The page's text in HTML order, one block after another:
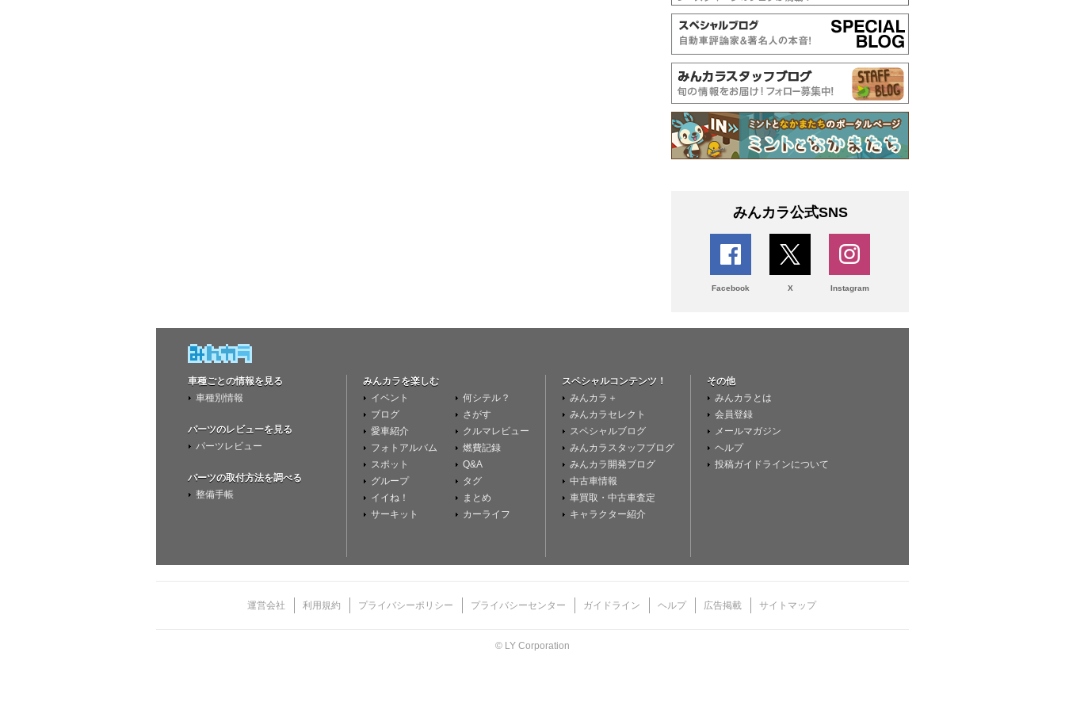
みんカラ公式SNS
Facebook X Instagram
車種ごとの情報を見る
車種別情報
パーツのレビューを見る
パーツレビュー
パーツの取付方法を調べる
整備手帳
みんカラを楽しむ
イベント
ブログ
愛車紹介
フォトアルバム
スポット
グループ
イイね！
サーキット
何シテル？
さがす
クルマレビュー
燃費記録
Q&A
タグ
まとめ
カーライフ
スペシャルコンテンツ！
みんカラ＋
みんカラセレクト
スペシャルブログ
みんカラスタッフブログ
みんカラ開発ブログ
中古車情報
車買取・中古車査定
キャラクター紹介
その他
みんカラとは
会員登録
メールマガジン
ヘルプ
投稿ガイドラインについて
運営会社 利用規約 プライバシーポリシー プライバシーセンター ガイドライン ヘルプ 広告掲載 サイトマップ
© LY Corporation